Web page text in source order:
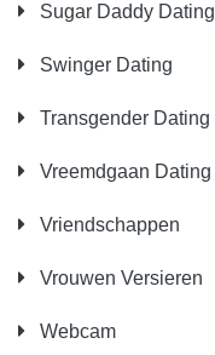
Sugar Daddy Dating
Swinger Dating
Transgender Dating
Vreemdgaan Dating
Vriendschappen
Vrouwen Versieren
Webcam